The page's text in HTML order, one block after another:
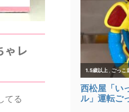
ゃレ
てる